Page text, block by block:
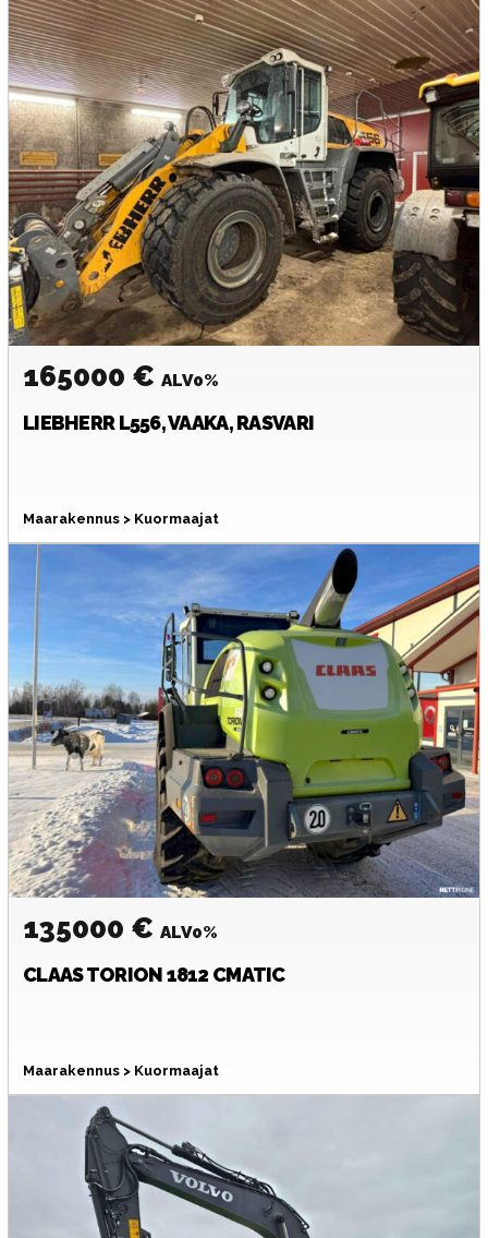
165000 € ALV0%
LIEBHERR L556, VAAKA, RASVARI
Maarakennus > Kuormaajat
135000 € ALV0%
CLAASTORION 1812 CMATIC
Maarakennus > Kuormaajat